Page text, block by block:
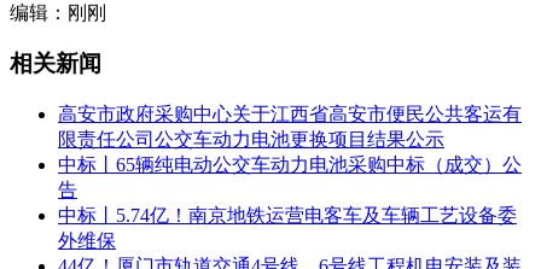
编辑：刚刚
相关新闻
高安市政府采购中心关于江西省高安市便民公共客运有
限责任公司公交车动力电池更换项目结果公示
中标丨65辆纯电动公交车动力电池采购中标（成交）公
告
中标丨5.74亿！南京地铁运营电客车及车辆工艺设备委
外维保